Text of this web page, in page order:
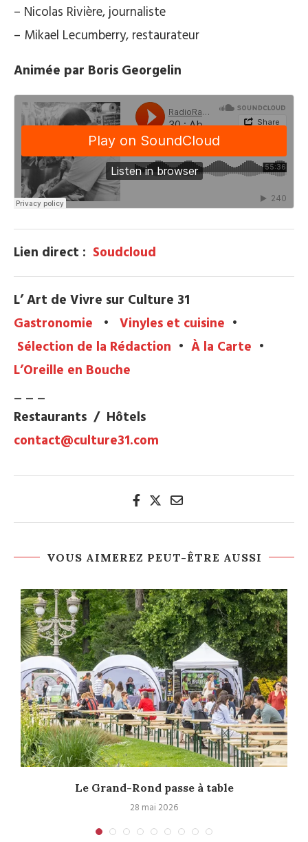
– Nicolas Rivière, journaliste
– Mikael Lecumberry, restaurateur
Animée par Boris Georgelin
Lien direct : Soudcloud
L’ Art de Vivre sur Culture 31
Gastronomie • Vinyles et cuisine •
Sélection de la Rédaction • À la Carte •
L’Oreille en Bouche
_ _ _
Restaurants / Hôtels
contact@culture31.com
VOUS AIMEREZ PEUT-ÊTRE AUSSI
Le Grand-Rond passe à table
28 mai 2026